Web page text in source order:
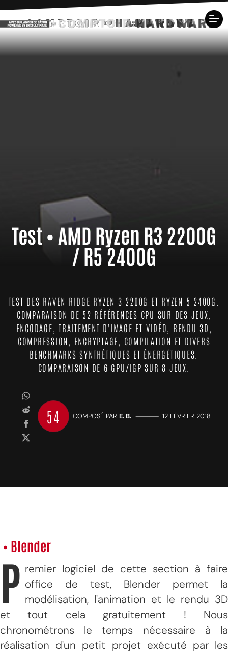
Test • AMD Ryzen R3 2200G
/ R5 2400G
TEST DES RAVEN RIDGE RYZEN 3 2200G ET RYZEN 5 2400G.
COMPARAISON DE 52 RÉFÉRENCES CPU SUR DES JEUX,
ENCODAGE, TRAITEMENT D'IMAGE ET VIDÉO, RENDU 3D,
COMPRESSION, ENCRYPTAGE, COMPILATION ET DIVERS
BENCHMARKS SYNTHÉTIQUES ET ÉNERGÉTIQUES.
COMPARAISON DE 6 GPU/IGP SUR 8 JEUX.
54 COMPOSÉ PAR E. B. ————— 12 FÉVRIER 2018
• Blender
P remier logiciel de cette section à faire
office de test, Blender permet la
modélisation, l'animation et le rendu 3D
et tout cela gratuitement ! Nous
chronométrons le temps nécessaire à la
réalisation d'un petit projet exécuté par les